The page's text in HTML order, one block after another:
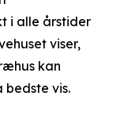
i alle årstider
viser,
kan
vis.